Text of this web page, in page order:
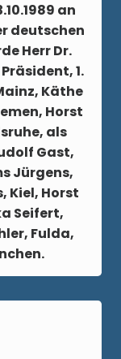
an
deutschen
Herr Dr.
1.
Käthe
Horst
als
Gast,
Jürgens,
Kiel, Horst
Seifert,
Fulda,